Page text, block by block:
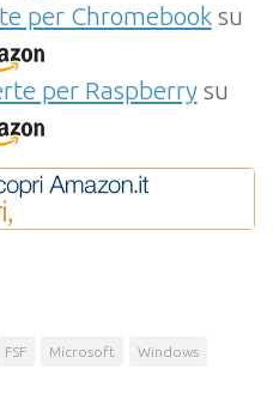
per Chromebooksu
per Raspberrysu
FSF Microsoft Windows